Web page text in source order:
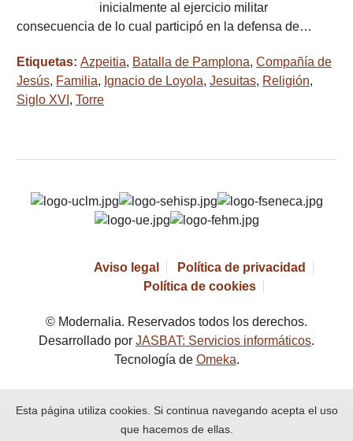
inicialmente al ejercicio militar
consecuencia de lo cual participó en la defensa de…
Etiquetas: Azpeitia, Batalla de Pamplona, Compañía de
Jesús, Familia, Ignacio de Loyola, Jesuitas, Religión,
Siglo XVI , Torre
Aviso legal
Política de privacidad
Política de cookies
© Modernalia. Reservados todos los derechos.
Desarrollado por JASBAT: Servicios informáticos.
Tecnología de Omeka.
Esta página utiliza cookies. Si continua navegando acepta el uso
que hacemos de ellas.